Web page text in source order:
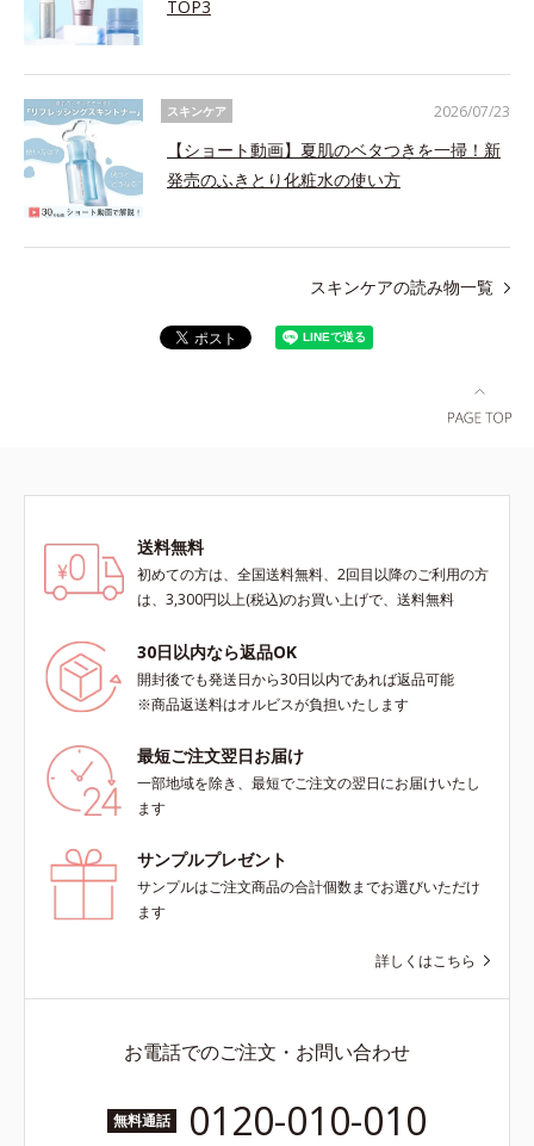
TOP3
スキンケア
【ショート動画】夏肌のベタつきを一掃！新
発売のふきとり化粧水の使い方
2026/07/23
スキンケアの読み物一覧
送料無料
初めての方は、全国送料無料、2回目以降のご利用の方
は、3,300円以上(税込)のお買い上げで、送料無料
30日以内なら返品OK
開封後でも発送日から30日以内であれば返品可能
※商品返送料はオルビスが負担いたします
最短ご注文翌日お届け
一部地域を除き、最短でご注文の翌日にお届けいたし
ます
サンプルプレゼント
サンプルはご注文商品の合計個数までお選びいただけ
ます
詳しくはこちら
お電話でのご注文・お問い合わせ
無料通話 0120-010-010